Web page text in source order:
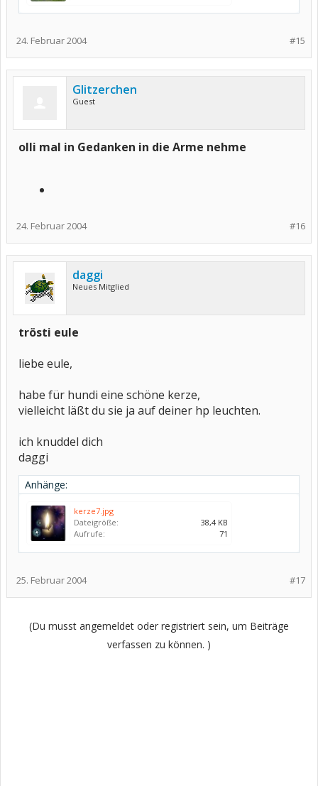
#15
24. Februar 2004
Glitzerchen
Guest
olli mal in Gedanken in die Arme nehme
#16
24. Februar 2004
daggi
Neues Mitglied
trösti eule
liebe eule,
habe für hundi eine schöne kerze,
vielleicht läßt du sie ja auf deiner hp leuchten.
ich knuddel dich
daggi
Anhänge:
kerze7.jpg
Dateigröße:
38,4 KB
Aufrufe:
71
#17
25. Februar 2004
(Du musst angemeldet oder registriert sein, um Beiträge
verfassen zu können. )